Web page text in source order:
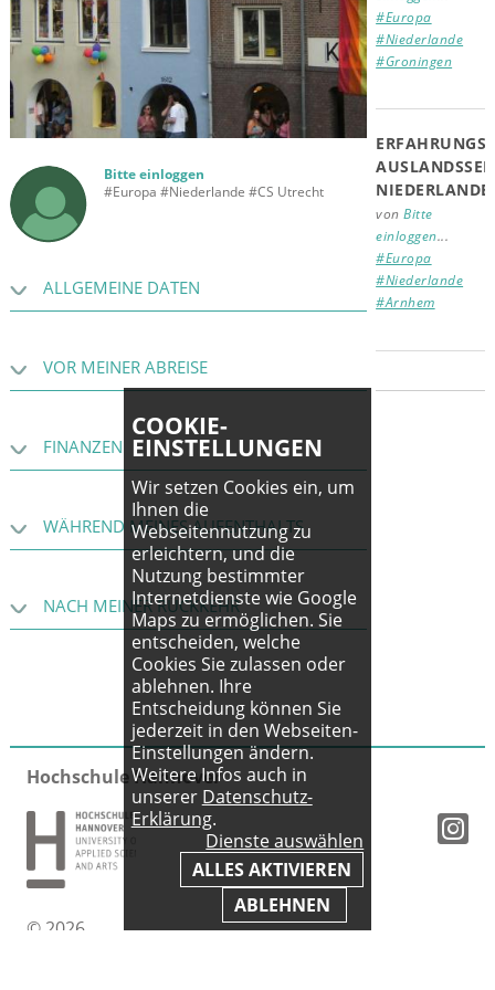
Bitte einloggen
#Europa #Niederlande #CS Utrecht
ALLGEMEINE DATEN
VOR MEINER ABREISE
FINANZEN
WÄHREND MEINES AUFENTHALTS
NACH MEINER RÜCKKEHR
#Europa
#Niederlande
#Groningen
NIEDERLANDE
vonBitte
einloggen...
#Europa
#Niederlande
#Arnhem
Hochschule Hannover
© 2026
COOKIE-
EINSTELLUNGEN
Wir setzen Cookies ein, um
Ihnen die
Webseitennutzung zu
erleichtern, und die
Nutzung bestimmter
Internetdienste wie Google
Maps zu ermöglichen. Sie
entscheiden, welche
Cookies Sie zulassen oder
ablehnen. Ihre
Entscheidung können Sie
jederzeit in den Webseiten-
Einstellungen ändern.
Weitere Infos auch in
unserer Datenschutz-
Erklärung.
Dienste auswählen
ALLES AKTIVIEREN
ABLEHNEN